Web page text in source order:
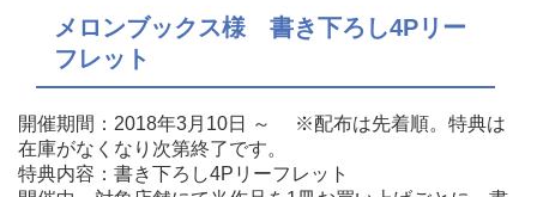
メロンブックス様 書き下ろし4Pリー
フレット
開催期間：2018年3月10日 ～ ※配布は先着順。特典は
在庫がなくなり次第終了です。
特典内容：書き下ろし4Pリーフレット